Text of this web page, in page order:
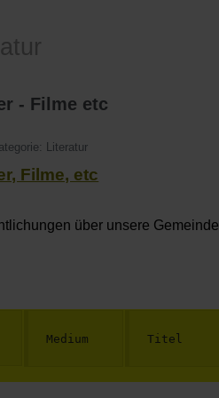
- Filme etc
Literatur
Filme, etc
über unsere Gemeinde
Medium Titel